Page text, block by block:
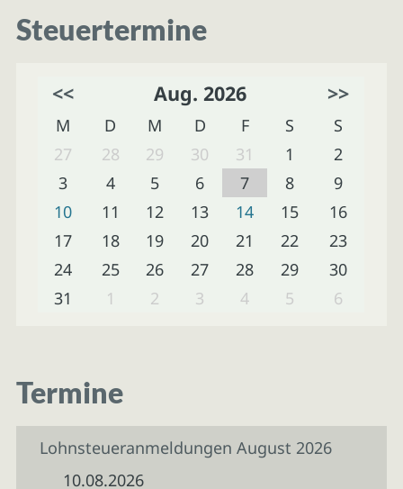
Steuertermine
<< Aug. 2026 >>
M D M D F S
S
27
28 29 30 31 1
2
3
4 5 6 7 8
9
10
11 12 13 14 15
16
17
18 19 20 21 22
23
24
25 26 27 28 29
30
31
1 2 3 4 5 6
Termine
Lohnsteueranmeldungen August 2026
10.08.2026